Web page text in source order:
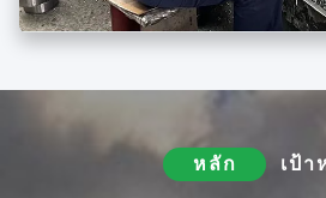
หลัก เป้า